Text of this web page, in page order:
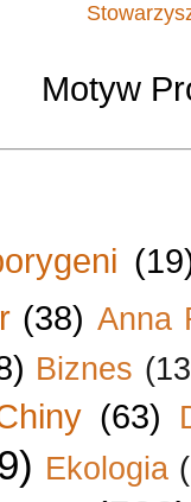
Motyw
(38) Anna
Biznes
(63)
Ekologia